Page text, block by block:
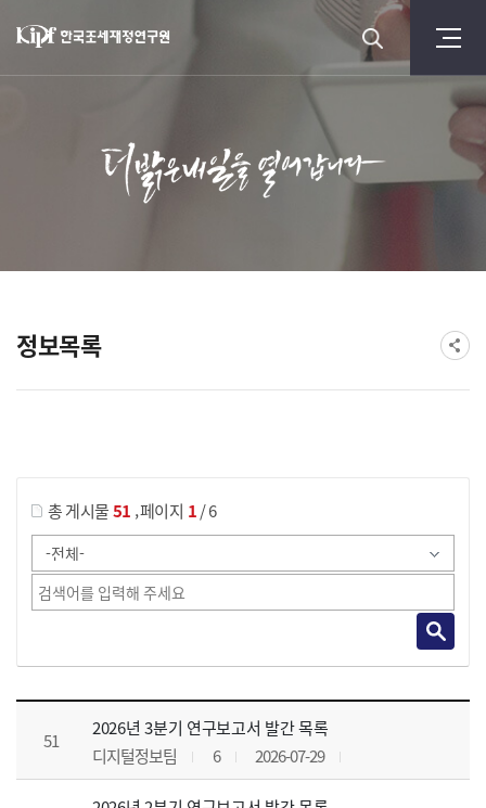
정보목록
총 게시물51 ,페이지 1/ 6
정보목록 목록 으로 번호, 제목, 작성자, 조회수, 등록 일, 첨부파일로 나열 되고 있습니다.
51
2026년 3분기 연구보고서 발간 목록
디지털정보팀
6 2026-07-29